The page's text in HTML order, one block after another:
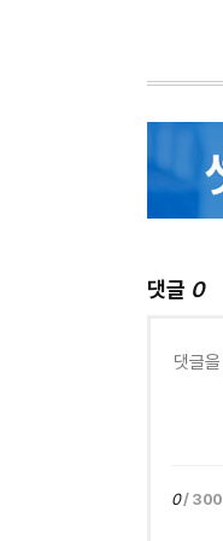
댓글 0
0/ 300